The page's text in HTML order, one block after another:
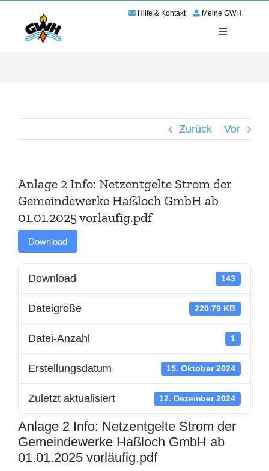
springen
Hilfe & Kontakt Meine GWH
Toggle
Karriere
Zurück Vor
Anlage 2 Info: Netzentgelte Strom der
Gemeindewerke Haßloch GmbH ab
01.01.2025 vorläufig.pdf
Download
Download 143
Dateigröße 220.79 KB
Datei-Anzahl 1
Erstellungsdatum 15. Oktober 2024
Zuletzt aktualisiert 12. Dezember 2024
Anlage 2 Info: Netzentgelte Strom der
Gemeindewerke Haßloch GmbH ab
01.01.2025 vorläufig.pdf